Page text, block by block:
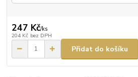
247 Kč/ks
204 Kč bez DPH
Přidat do košíku